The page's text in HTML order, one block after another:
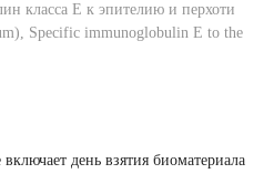
класса Е к эпителию и перхоти
Specific immunoglobulin E to the
день взятия биоматериала